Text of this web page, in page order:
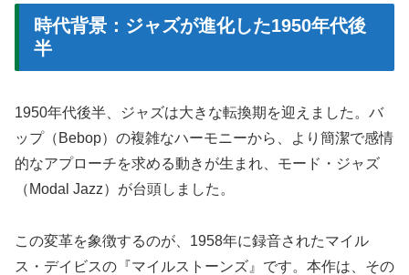
時代背景：ジャズが進化した1950年代後
半
1950年代後半、ジャズは大きな転換期を迎えました。バ
ップ（Bebop）の複雑なハーモニーから、より簡潔で感情
的なアプローチを求める動きが生まれ、モード・ジャズ
（Modal Jazz）が台頭しました。
この変革を象徴するのが、1958年に録音されたマイル
ス・デイビスの『マイルストーンズ』です。本作は、その